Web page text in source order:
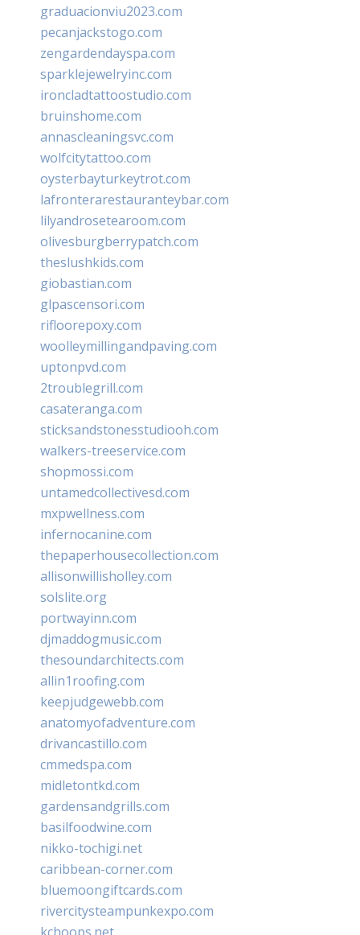
graduacionviu2023.com
pecanjackstogo.com
zengardendayspa.com
sparklejewelryinc.com
ironcladtattoostudio.com
bruinshome.com
annascleaningsvc.com
wolfcitytattoo.com
oysterbayturkeytrot.com
lafronterarestauranteybar.com
lilyandrosetearoom.com
olivesburgberrypatch.com
theslushkids.com
giobastian.com
glpascensori.com
rifloorepoxy.com
woolleymillingandpaving.com
uptonpvd.com
2troublegrill.com
casateranga.com
sticksandstonesstudiooh.com
walkers-treeservice.com
shopmossi.com
untamedcollectivesd.com
mxpwellness.com
infernocanine.com
thepaperhousecollection.com
allisonwillisholley.com
solslite.org
portwayinn.com
djmaddogmusic.com
thesoundarchitects.com
allin1roofing.com
keepjudgewebb.com
anatomyofadventure.com
drivancastillo.com
cmmedspa.com
midletontkd.com
gardensandgrills.com
basilfoodwine.com
nikko-tochigi.net
caribbean-corner.com
bluemoongiftcards.com
rivercitysteampunkexpo.com